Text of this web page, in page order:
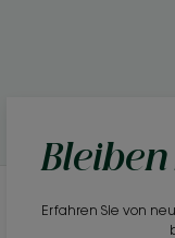
Bleiben
Erfahren Sie von